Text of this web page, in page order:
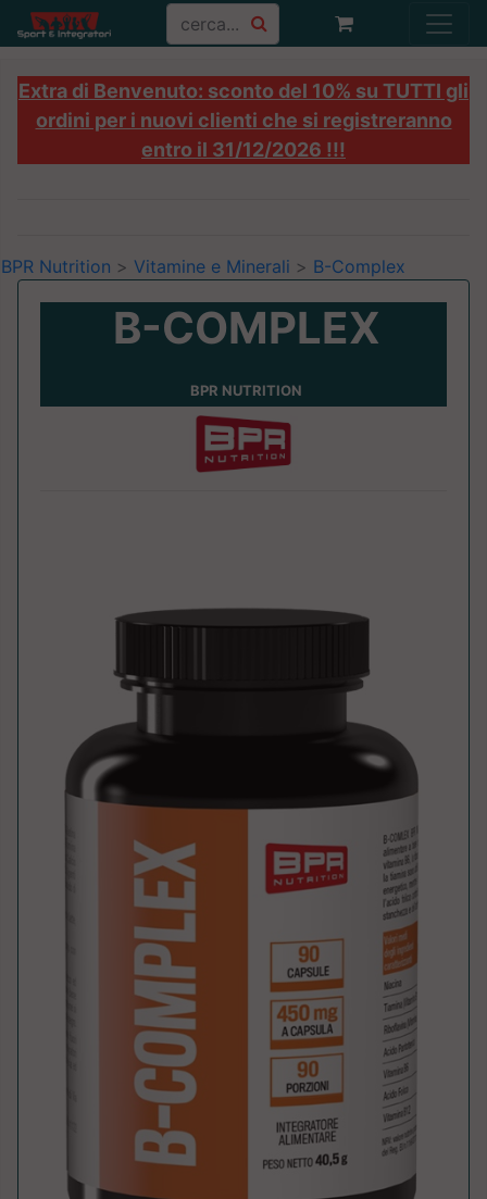
Extra di Benvenuto: sconto del 10% su TUTTI gli
ordini per i nuovi clienti che si registreranno
entro il 31/12/2026 !!!
BPR Nutrition > Vitamine e Minerali > B-Complex
B-COMPLEX
BPR NUTRITION